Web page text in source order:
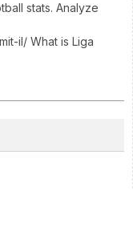
stats. Analyze
il/ What is Liga